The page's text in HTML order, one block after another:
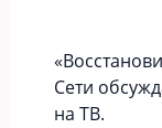
Сети
на ТВ.